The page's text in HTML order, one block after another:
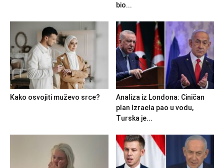
bio...
Kako osvojiti muževo srce?
Analiza iz Londona: Ciničan
plan Izraela pao u vodu,
Turska je...